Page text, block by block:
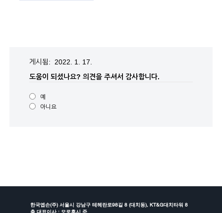
게시됨: 2022. 1. 17.
도움이 되셨나요? 의견을 주셔서 감사합니다.
예
아니요
한국엡손(주) 서울시 강남구 테헤란로98길 8 (대치동), KT&G대치타워 8
층 대표이사 : 모로후시 준